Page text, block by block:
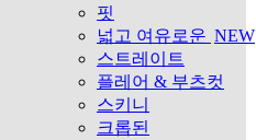
핏
넓고 여유로운 NEW
스트레이트
플레어 & 부츠컷
스키니
크롭된